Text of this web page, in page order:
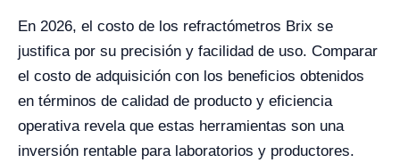
En 2026, el costo de los refractómetros Brix se
justifica por su precisión y facilidad de uso. Comparar
el costo de adquisición con los beneficios obtenidos
en términos de calidad de producto y eficiencia
operativa revela que estas herramientas son una
inversión rentable para laboratorios y productores.